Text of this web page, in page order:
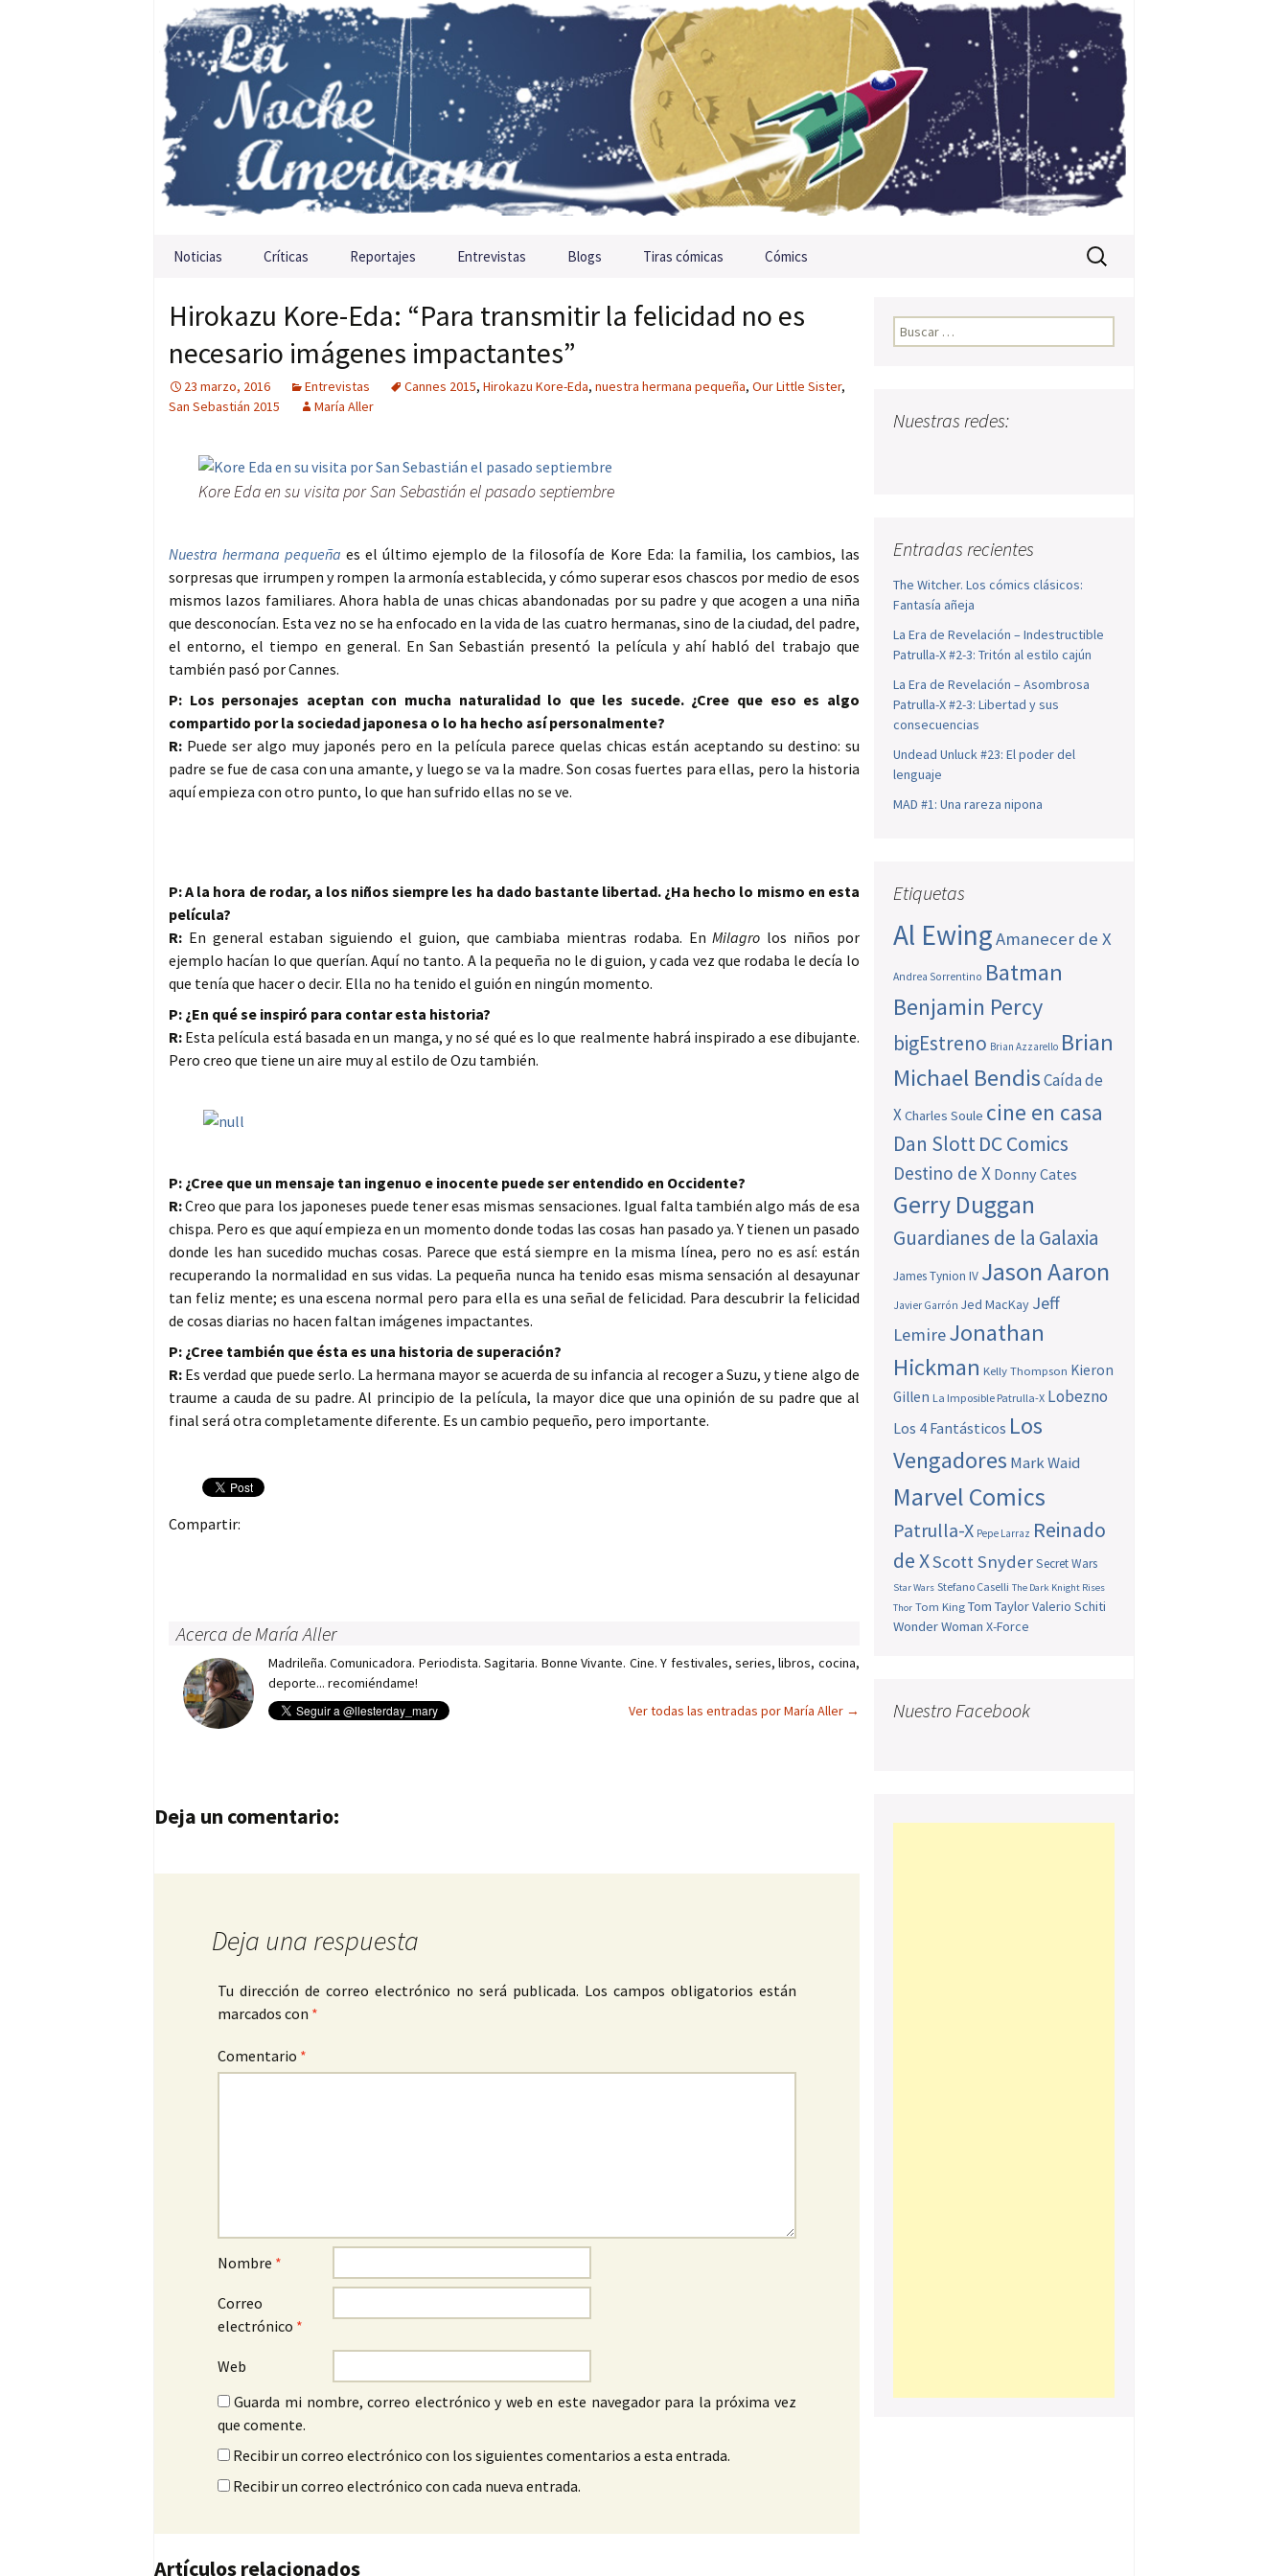
Saltar al contenido
Noticias Críticas Reportajes Entrevistas Blogs Tiras cómicas Cómics Buscar:
Hirokazu Kore-Eda: “Para transmitir la felicidad no es
necesario imágenes impactantes”
23 marzo, 2016 Entrevistas Cannes 2015, Hirokazu Kore-Eda, nuestra hermana pequeña, Our Little Sister,
San Sebastián 2015
María Aller
Kore Eda en su visita por San Sebastián el pasado septiembre
Nuestra hermana pequeña es el último ejemplo de la filosofía de Kore Eda: la familia, los cambios, las
sorpresas que irrumpen y rompen la armonía establecida, y cómo superar esos chascos por medio de esos
mismos lazos familiares. Ahora habla de unas chicas abandonadas por su padre y que acogen a una niña
que desconocían. Esta vez no se ha enfocado en la vida de las cuatro hermanas, sino de la ciudad, del padre,
el entorno, el tiempo en general. En San Sebastián presentó la película y ahí habló del trabajo que
también pasó por Cannes.
P: Los personajes aceptan con mucha naturalidad lo que les sucede. ¿Cree que eso es algo
compartido por la sociedad japonesa o lo ha hecho así personalmente?
R: Puede ser algo muy japonés pero en la película parece quelas chicas están aceptando su destino: su
padre se fue de casa con una amante, y luego se va la madre. Son cosas fuertes para ellas, pero la historia
aquí empieza con otro punto, lo que han sufrido ellas no se ve.
P: A la hora de rodar, a los niños siempre les ha dado bastante libertad. ¿Ha hecho lo mismo en esta
película?
R: En general estaban siguiendo el guion, que cambiaba mientras rodaba. EnMilagro los niños por
ejemplo hacían lo que querían. Aquí no tanto. A la pequeña no le di guion, y cada vez que rodaba le decía lo
que tenía que hacer o decir. Ella no ha tenido el guión en ningún momento.
P: ¿En qué se inspiró para contar esta historia?
R: Esta película está basada en un manga, y no sé qué es lo que realmente habrá inspirado a ese dibujante.
Pero creo que tiene un aire muy al estilo de Ozu también.
P: ¿Cree que un mensaje tan ingenuo e inocente puede ser entendido en Occidente?
R:Creo que para los japoneses puede tener esas mismas sensaciones. Igual falta también algo más de esa
chispa. Pero es que aquí empieza en un momento donde todas las cosas han pasado ya. Y tienen un pasado
donde les han sucedido muchas cosas. Parece que está siempre en la misma línea, pero no es así: están
recuperando la normalidad en sus vidas. La pequeña nunca ha tenido esas misma sensación al desayunar
tan feliz mente; es una escena normal pero para ella es una señal de felicidad. Para descubrir la felicidad
de cosas diarias no hacen faltan imágenes impactantes.
P: ¿Cree también que ésta es una historia de superación?
R: Es verdad que puede serlo. La hermana mayor se acuerda de su infancia al recoger a Suzu, y tiene algo de
traume a cauda de su padre. Al principio de la película, la mayor dice que una opinión de su padre que al
final será otra completamente diferente. Es un cambio pequeño, pero importante.
Compartir:
Acerca de María Aller
Madrileña. Comunicadora. Periodista. Sagitaria. Bonne Vivante. Cine. Y festivales, series, libros, cocina,
deporte... recomiéndame!
Ver todas las entradas por María Aller →
Navegación de entradas
Deja un comentario:
Deja una respuesta
Tu dirección de correo electrónico no será publicada. Los campos obligatorios están
marcados con *
Comentario *
Nombre *
Correo
electrónico *
Web
Guarda mi nombre, correo electrónico y web en este navegador para la próxima vez
que comente.
Recibir un correo electrónico con los siguientes comentarios a esta entrada.
Recibir un correo electrónico con cada nueva entrada.
Artículos relacionados
Buscar:
Nuestras redes:
Entradas recientes
The Witcher. Los cómics clásicos:
Fantasía añeja
La Era de Revelación – Indestructible
Patrulla-X #2-3: Tritón al estilo cajún
La Era de Revelación – Asombrosa
Patrulla-X #2-3: Libertad y sus
consecuencias
Undead Unluck #23: El poder del
lenguaje
MAD #1: Una rareza nipona
Etiquetas
Al EwingAmanecer de X
Andrea Sorrentino Batman
Benjamin Percy
bigEstreno Brian Azzarello Brian
Michael BendisCaída de
XCharles Soule cine en casa
Dan SlottDC Comics
Destino de X Donny Cates
Gerry Duggan
Guardianes de la Galaxia
James Tynion IV Jason Aaron
Javier Garrón Jed MacKay Jeff
LemireJonathan
Hickman Kelly Thompson Kieron
Gillen La Imposible Patrulla-X Lobezno
Los 4 Fantásticos Los
Vengadores Mark Waid
Marvel Comics
Patrulla-X Pepe Larraz Reinado
de XScott SnyderSecret Wars
Star Wars Stefano Caselli The Dark Knight Rises
Thor Tom King Tom TaylorValerio Schiti
Wonder Woman X-Force
Nuestro Facebook